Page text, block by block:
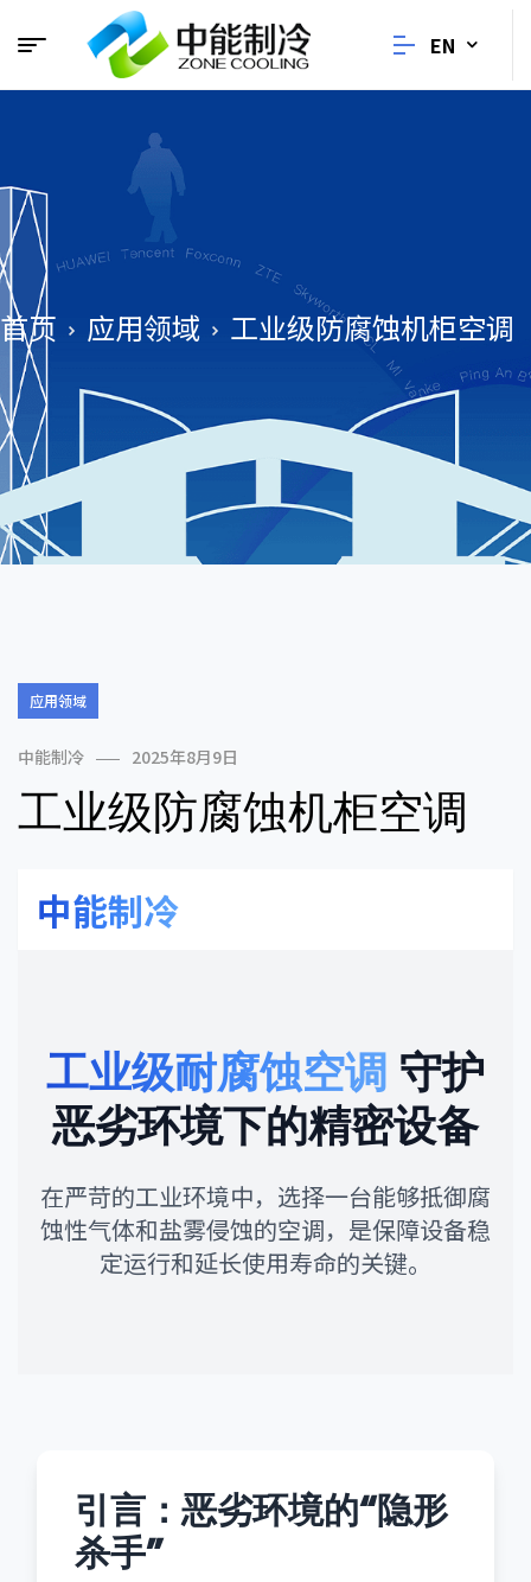
EN
首页 应用领域 工业级防腐蚀机柜空调
应用领域
中能制冷 2025年8月9日
工业级防腐蚀机柜空调
中能制冷
工业级耐腐蚀空调 守护
恶劣环境下的精密设备
在严苛的工业环境中，选择一台能够抵御腐
蚀性气体和盐雾侵蚀的空调，是保障设备稳
定运行和延长使用寿命的关键。
引言：恶劣环境的“隐形
杀手”